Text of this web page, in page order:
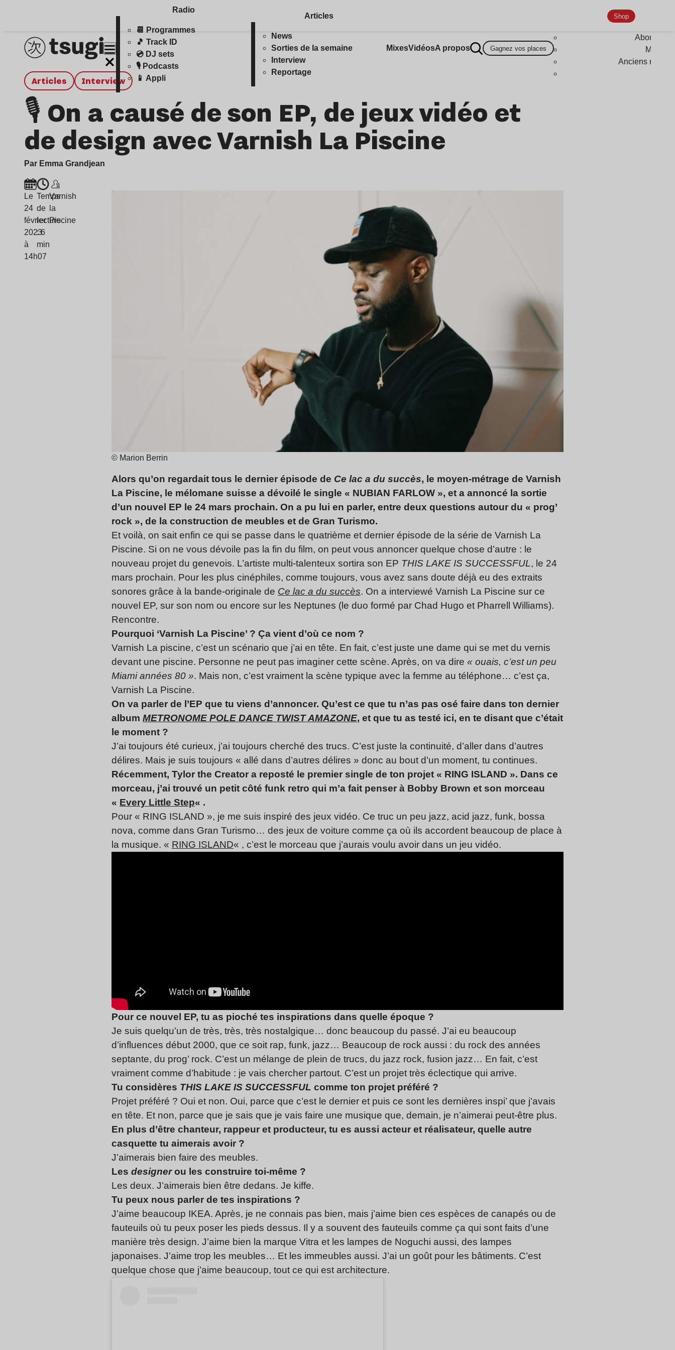
Radio
📆 Programmes
🎵 Track ID
💿 DJ sets
🎙️ Podcasts
📱 Appli
Articles
News
Sorties de la semaine
Interview
Reportage
MixesVidéosA propos Gagnez vos places
Shop
Anciens
Articles interview
🎙️ On a causé de son EP, de jeux vidéo et
de design avec Varnish La Piscine
Par Emma Grandjean
Le
24
février
2023
à
14h07
Temps
de
lecture
: 6
min
Varnish
la
Piscine
© Marion Berrin
Alors qu’on regardait tous le dernier épisode de Ce lac a du succès, le moyen-métrage de Varnish
La Piscine, le mélomane suisse a dévoilé le single « NUBIAN FARLOW », et a annoncé la sortie
d’un nouvel EP le 24 mars prochain. On a pu lui en parler, entre deux questions autour du « prog’
rock », de la construction de meubles et de Gran Turismo.
Et voilà, on sait enfin ce qui se passe dans le quatrième et dernier épisode de la série de Varnish La
Piscine. Si on ne vous dévoile pas la fin du film, on peut vous annoncer quelque chose d’autre : le
nouveau projet du genevois. L’artiste multi-talenteux sortira son EP THIS LAKE IS SUCCESSFUL, le 24
mars prochain. Pour les plus cinéphiles, comme toujours, vous avez sans doute déjà eu des extraits
sonores grâce à la bande-originale de Ce lac a du succès. On a interviewé Varnish La Piscine sur ce
nouvel EP, sur son nom ou encore sur les Neptunes (le duo formé par Chad Hugo et Pharrell Williams).
Rencontre.
Pourquoi ‘Varnish La Piscine’ ? Ça vient d’où ce nom ?
Varnish La piscine, c’est un scénario que j’ai en tête. En fait, c’est juste une dame qui se met du vernis
devant une piscine. Personne ne peut pas imaginer cette scène. Après, on va dire « ouais, c’est un peu
Miami années 80 ». Mais non, c’est vraiment la scène typique avec la femme au téléphone… c’est ça,
Varnish La Piscine.
On va parler de l’EP que tu viens d’annoncer. Qu’est ce que tu n’as pas osé faire dans ton dernier
album METRONOME POLE DANCE TWIST AMAZONE, et que tu as testé ici, en te disant que c’était
le moment ?
J’ai toujours été curieux, j’ai toujours cherché des trucs. C’est juste la continuité, d’aller dans d’autres
délires. Mais je suis toujours « allé dans d’autres délires » donc au bout d’un moment, tu continues.
Récemment, Tylor the Creator a reposté le premier single de ton projet « RING ISLAND ». Dans ce
morceau, j’ai trouvé un petit côté funk retro qui m’a fait penser à Bobby Brown et son morceau
« Every Little Step« .
Pour « RING ISLAND », je me suis inspiré des jeux vidéo. Ce truc un peu jazz, acid jazz, funk, bossa
nova, comme dans Gran Turismo… des jeux de voiture comme ça où ils accordent beaucoup de place à
la musique. « RING ISLAND« , c’est le morceau que j’aurais voulu avoir dans un jeu vidéo.
Pour ce nouvel EP, tu as pioché tes inspirations dans quelle époque ?
Je suis quelqu’un de très, très, très nostalgique… donc beaucoup du passé. J’ai eu beaucoup
d’influences début 2000, que ce soit rap, funk, jazz… Beaucoup de rock aussi : du rock des années
septante, du prog’ rock. C’est un mélange de plein de trucs, du jazz rock, fusion jazz… En fait, c’est
vraiment comme d’habitude : je vais chercher partout. C’est un projet très éclectique qui arrive.
Tu considères THIS LAKE IS SUCCESSFUL comme ton projet préféré ?
Projet préféré ? Oui et non. Oui, parce que c’est le dernier et puis ce sont les dernières inspi’ que j’avais
en tête. Et non, parce que je sais que je vais faire une musique que, demain, je n’aimerai peut-être plus.
En plus d’être chanteur, rappeur et producteur, tu es aussi acteur et réalisateur, quelle autre
casquette tu aimerais avoir ?
J’aimerais bien faire des meubles.
Les designerou les construire toi-même ?
Les deux. J’aimerais bien être dedans. Je kiffe.
Tu peux nous parler de tes inspirations ?
J’aime beaucoup IKEA. Après, je ne connais pas bien, mais j’aime bien ces espèces de canapés ou de
fauteuils où tu peux poser les pieds dessus. Il y a souvent des fauteuils comme ça qui sont faits d’une
manière très design. J’aime bien la marque Vitra et les lampes de Noguchi aussi, des lampes
japonaises. J’aime trop les meubles… Et les immeubles aussi. J’ai un goût pour les bâtiments. C’est
quelque chose que j’aime beaucoup, tout ce qui est architecture.